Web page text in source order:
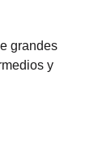
grandes
y